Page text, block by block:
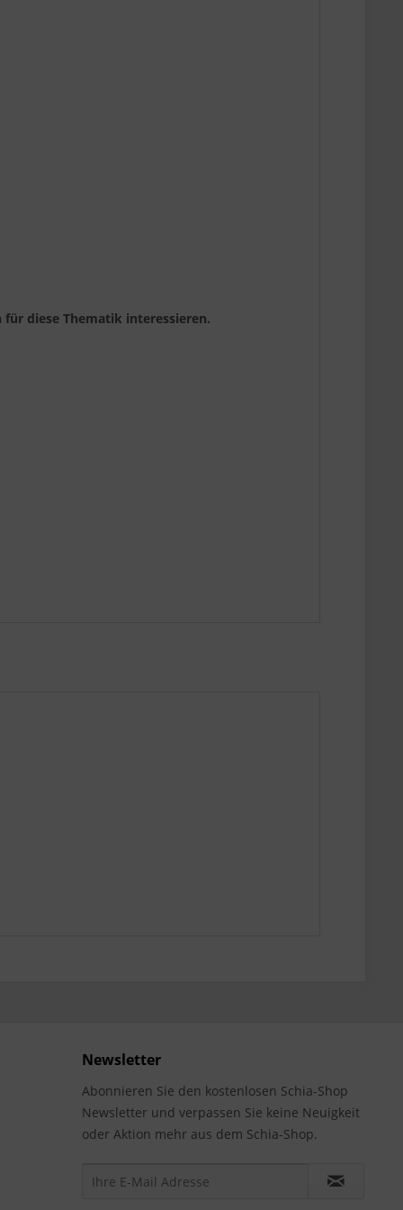
für diese Thematik interessieren.
Newsletter
Abonnieren Sie den kostenlosen Schia-Shop
Newsletter und verpassen Sie keine Neuigkeit
oder Aktion mehr aus dem Schia-Shop.